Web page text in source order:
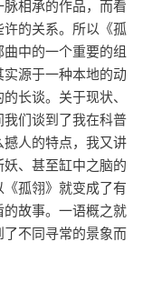
相承的作品，而看
的关系。所以《孤
中的一个重要的组
源于一种本地的动
长谈。关于现状、
们谈到了我在科普
人的特点，我又讲
、甚至缸中之脑的
孤翎》就变成了有
故事。一语概之就
不同寻常的景象而